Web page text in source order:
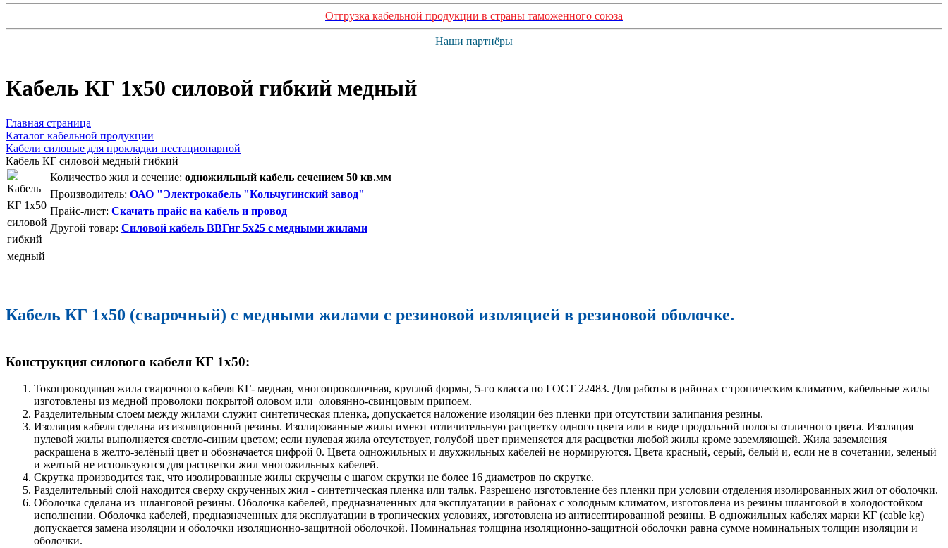
Отгрузка кабельной продукции в страны таможенного союза
Наши партнёры
Кабель КГ 1х50 силовой гибкий медный
Главная страница
Каталог кабельной продукции
Кабели силовые для прокладки нестационарной
Кабель КГ силовой медный гибкий
Количество жил и сечение: одножильный кабель сечением 50 кв.мм
Производитель: ОАО "Электрокабель "Кольчугинский завод"
Прайс-лист: Скачать прайс на кабель и провод
Другой товар: Силовой кабель ВВГнг 5х25 с медными жилами
Кабель КГ 1х50 (сварочный) с медными жилами с резиновой изоляцией в резиновой оболочке.
Конструкция силового кабеля КГ 1х50:
Токопроводящая жила сварочного кабеля КГ- медная, многопроволочная, круглой формы, 5-го класса по ГОСТ 22483. Для работы в районах с тропическим климатом, кабельные жилы
изготовлены из медной проволоки покрытой оловом или оловянно-свинцовым припоем.
Разделительным слоем между жилами служит синтетическая пленка, допускается наложение изоляции без пленки при отсутствии залипания резины.
Изоляция кабеля сделана из изоляционной резины. Изолированные жилы имеют отличительную расцветку одного цвета или в виде продольной полосы отличного цвета. Изоляция
нулевой жилы выполняется светло-синим цветом; если нулевая жила отсутствует, голубой цвет применяется для расцветки любой жилы кроме заземляющей. Жила заземления
раскрашена в желто-зелёный цвет и обозначается цифрой 0. Цвета одножильных и двухжильных кабелей не нормируются. Цвета красный, серый, белый и, если не в сочетании, зеленый
и желтый не используются для расцветки жил многожильных кабелей.
Скрутка производится так, что изолированные жилы скручены с шагом скрутки не более 16 диаметров по скрутке.
Разделительный слой находится сверху скрученных жил - синтетическая пленка или тальк. Разрешено изготовление без пленки при условии отделения изолированных жил от оболочки.
Оболочка сделана из шланговой резины. Оболочка кабелей, предназначенных для эксплуатации в районах с холодным климатом, изготовлена из резины шланговой в холодостойком
исполнении. Оболочка кабелей, предназначенных для эксплуатации в тропических условиях, изготовлена из антисептированной резины. В одножильных кабелях марки КГ (cable kg)
допускается замена изоляции и оболочки изоляционно-защитной оболочкой. Номинальная толщина изоляционно-защитной оболочки равна сумме номинальных толщин изоляции и
оболочки.